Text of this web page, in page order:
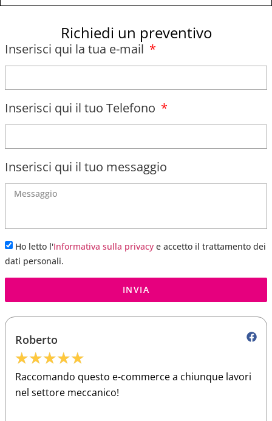
Richiedi un preventivo
Inserisci qui la tua e-mail
Inserisci qui il tuo Telefono
Inserisci qui il tuo messaggio
Ho letto l'Informativa sulla privacy e accetto il trattamento dei
dati personali.
INVIA
Roberto
★★★★★
Raccomando questo e-commerce a chiunque lavori
nel settore meccanico!